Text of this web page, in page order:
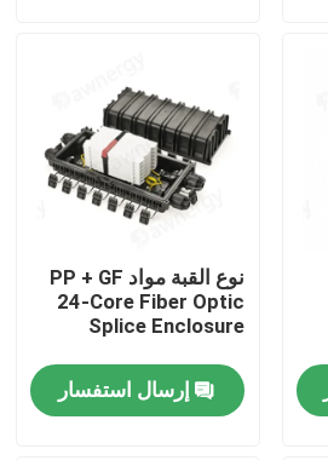
نوع القبة مواد PP + GF
24-Core Fiber Optic
Splice Enclosure
إرسال استفسار